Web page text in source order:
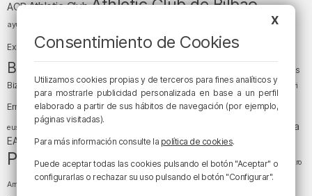
ACBAthletic ClubAthletic Club de Bilbao
ayuntamiento de Bilbao BEC (Bilbao
Exhibition Center) Bilbao Bilbao Basket Bizkaia
Bizkaia y sus comarcas cultura
Cáritas
Bizkaia
Deusto Diócesis de Bilbao Egunon Bizkaia el tiempo Enkarterri
Ernesto Valverde Ertzaintza Euskadi (País Vasco)
euskera fiestas fútbol
LaLiga
EA Sports Liga Endesa música noticias Osakidetza planes
Política religión San Mamés sociedadsucesos Teatro
Arriaga tiempotiempo atmosférico tráfico
X
Consentimiento de Cookies
Utilizamos cookies propias y de terceros para fines analíticos y
para mostrarle publicidad personalizada en base a un perfil
elaborado a partir de sus hábitos de navegación (por ejemplo,
páginas visitadas).
Para más información consulte la política de cookies.
Puede aceptar todas las cookies pulsando el botón "Aceptar" o
configurarlas o rechazar su uso pulsando el botón "Configurar".